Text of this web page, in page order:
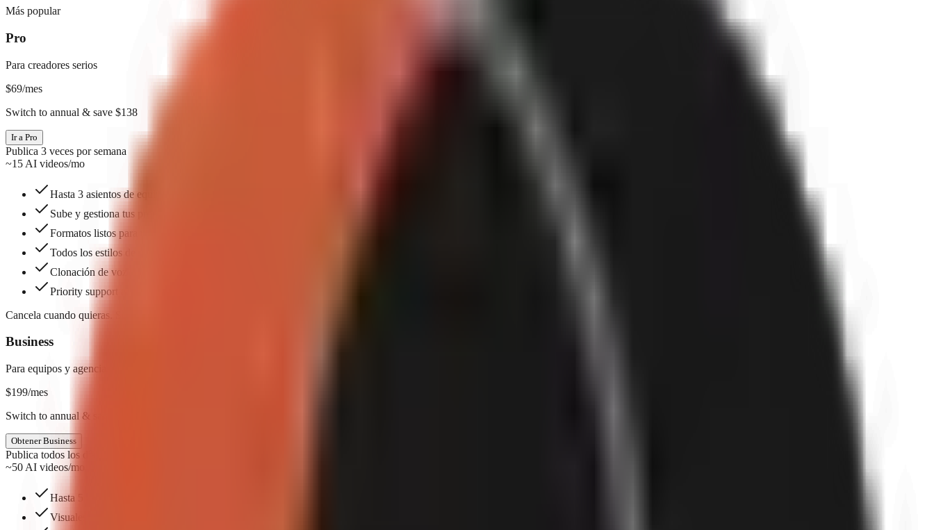
Más popular
Pro
Para creadores serios
$69/mes
Switch to annual & save $138
Ir a Pro
Publica 3 veces por semana
~15 AI videos/mo
Hasta 3 asientos de equipo
Sube y gestiona tus propias imágenes y videos
Formatos listos para usar que puedes crear con un clic — elige uno para empezar.
Todos los estilos de subtítulos
Clonación de voz
Priority support and workflow guidance
Cancela cuando quieras. Sin contratos.
Business
Para equipos y agencias
$199/mes
Switch to annual & save $398
Obtener Business
Publica todos los días
~50 AI videos/mo
Hasta 5 asientos de equipo
Visuales generados por IA — motor premium